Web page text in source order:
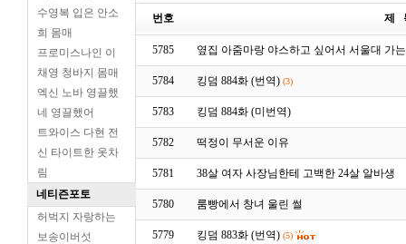
수영복 입은 안소
희 몸매
프로미스나인 이
채영 청바지 몸매
엑신 노바 영끌했
네 영끌했어
트와이스 다현 전
신 타이트한 옷차
림
네티즌포토
허벅지 자랑하는
보송이버섯
번호 제
5785 옆집 아줌마랑 야스하고 싶어서 서울대 가는
5784 킹덤 884화 (번역) (3)
5783 킹덤 884화 (미번역)
5782 떡정이 무서운 이유
5781 38살 여자 사장님한테 고백한 24살 알바생
5780 룸빵에서 창녀 울린 썰
5779 킹덤 883화 (번역) (5)